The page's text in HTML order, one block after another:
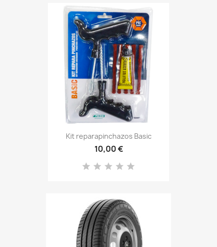
Kit reparapinchazos Basic
10,00 €